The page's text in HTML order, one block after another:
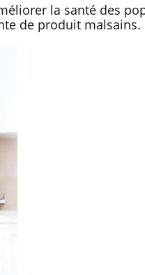
la santé des
de produit malsains.
: ce
il à